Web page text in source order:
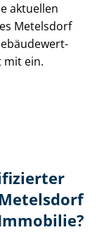
aktuellen
Metelsdorf
mit ein.